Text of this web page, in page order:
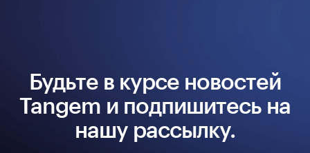
Будьте в курсе новостей
Tangem и подпишитесь на
нашу рассылку.